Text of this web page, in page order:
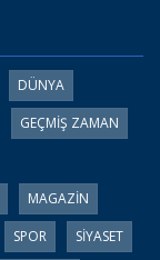
DÜNYA
GEÇMİŞ ZAMAN
MAGAZİN
SPOR
SİYASET